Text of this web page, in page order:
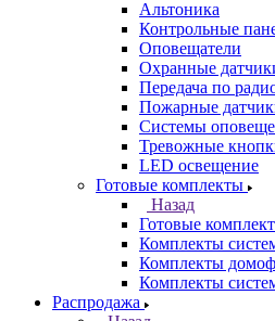
Альтоника
Контрольные
Оповещатели
Охранные
Передача по
Пожарные
Системы
Тревожные
LED освещение
Готовые комплекты
Назад
Готовые
Комплекты
Комплекты
Комплекты
Распродажа